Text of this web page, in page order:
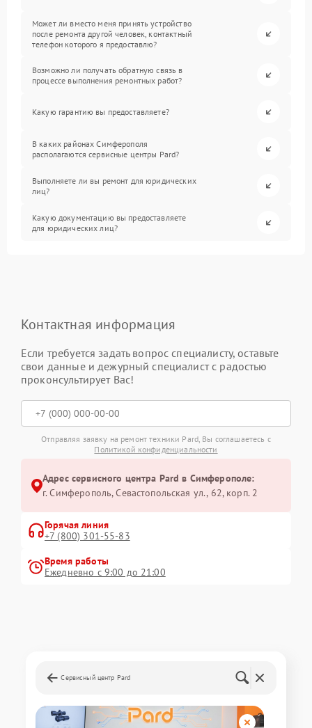
Может ли вместо меня принять устройство
после ремонта другой человек, контактный
телефон которого я предоставлю?
Возможно ли получать обратную связь в
процессе выполнения ремонтных работ?
Какую гарантию вы предоставляете?
В каких районах Симферополя
располагаются сервисные центры Pard?
Выполняете ли вы ремонт для юридических
лиц?
Какую документацию вы предоставляете
для юридических лиц?
Контактная информация
Если требуется задать вопрос специалисту, оставьте
свои данные и дежурный специалист с радостью
проконсультирует Вас!
Отправляя заявку на ремонт техники Pard, Вы соглашаетесь с
Политикой конфиденциальности
Адрес сервисного центра Pard в Симферополе:
г. Симферополь, Севастопольская ул., 62, корп. 2
Горячая линия
+7 (800) 301-55-83
Время работы
Ежедневно с 9:00 до 21:00
Сервисный центр Pard